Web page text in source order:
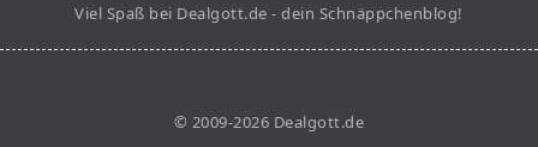
Viel Spaß bei Dealgott.de - dein Schnäppchenblog!
© 2009-2026 Dealgott.de